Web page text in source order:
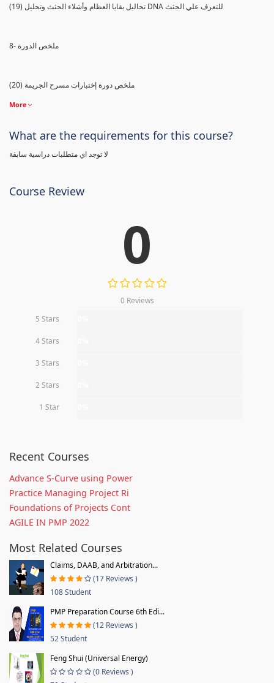
(19) تحاليل بقايا العظام وأشلاء الجثث وتحليل DNA للتعرف علي الجثث
8- ملخص الدورة
(20) ملخص دورة إختبارات مسرح الجريمة
More
What are the requirements for this course?
لا توجد اي متطلبات دراسية سابقة
Course Review
0
0 Reviews
5 Stars
4 Stars
3 Stars
2 Stars
1 Star
Recent Courses
Advance S-Curve using Power
Practice Managing Project Ri
Foundations of Projects Cont
AGILE IN PMP 2022
Most Related Courses
Claims, DAAB, and Arbitration...
(17 Reviews )
108 Student
PMP Preparation Course 6th Edi...
(12 Reviews )
52 Student
Feng Shui (Universal Energy)
(0 Reviews )